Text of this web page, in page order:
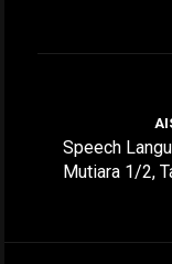
Speech
Mutiara 1/2,